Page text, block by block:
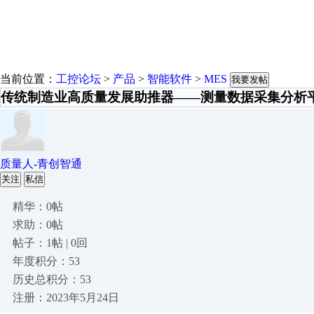
当前位置： 工控论坛 > 产品 > 智能软件 > MES 我要发帖
传统制造业高质量发展助推器——测量数据采集分析
质量人-青创智通
关注 私信
精华：0帖
求助：0帖
帖子：1帖 | 0回
年度积分：53
历史总积分：53
注册：2023年5月24日